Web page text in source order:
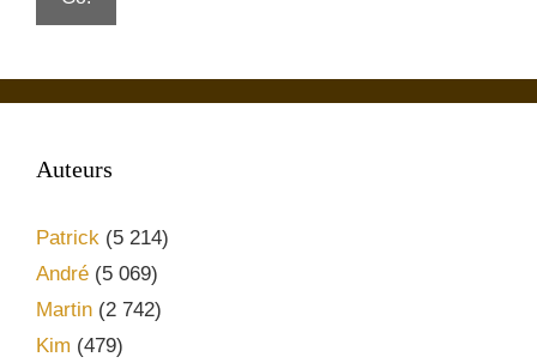
Auteurs
Patrick (5 214)
André (5 069)
Martin (2 742)
Kim (479)